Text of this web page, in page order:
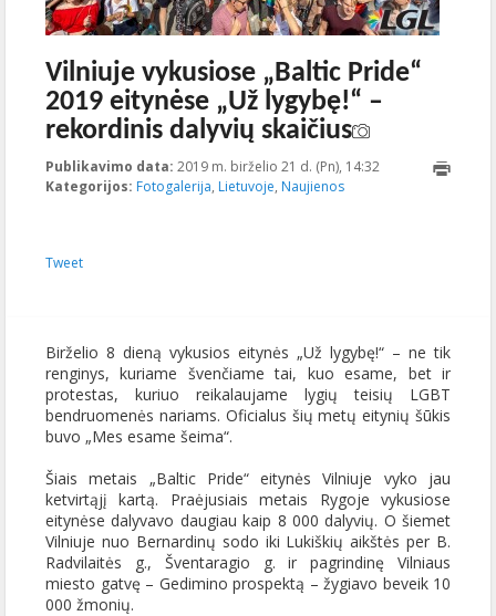
Vilniuje vykusiose „Baltic Pride“
2019 eitynėse „Už lygybę!“ –
rekordinis dalyvių skaičius
Publikavimo data: 2019 m. birželio 21 d. (Pn), 14:32 2019-08-
Kategorijos: Fotogalerija, Lietuvoje, Naujienos
Tweet
Birželio 8 dieną vykusios eitynės „Už lygybę!“ – ne tik
renginys, kuriame švenčiame tai, kuo esame, bet ir
protestas, kuriuo reikalaujame lygių teisių LGBT
bendruomenės nariams. Oficialus šių metų eitynių šūkis
buvo „Mes esame šeima“.
Šiais metais „Baltic Pride“ eitynės Vilniuje vyko jau
ketvirtąjį kartą. Praėjusiais metais Rygoje vykusiose
eitynėse dalyvavo daugiau kaip 8 000 dalyvių. O šiemet
Vilniuje nuo Bernardinų sodo iki Lukiškių aikštės per B.
Radvilaitės g., Šventaragio g. ir pagrindinę Vilniaus
miesto gatvę – Gedimino prospektą – žygiavo beveik 10
000 žmonių.